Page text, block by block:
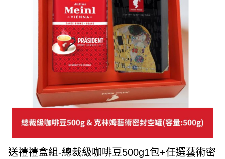
送禮禮盒組-總裁級咖啡豆500g1包+任選藝術密